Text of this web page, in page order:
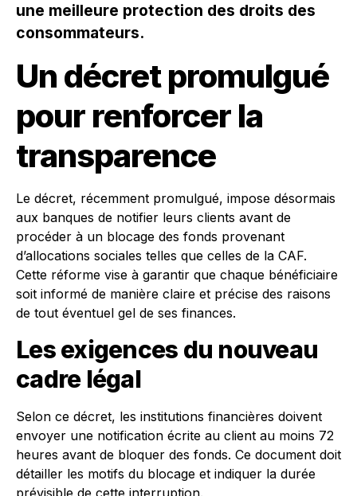
une meilleure protection des droits des
consommateurs.
Un décret promulgué
pour renforcer la
transparence
Le décret, récemment promulgué, impose désormais
aux banques de notifier leurs clients avant de
procéder à un blocage des fonds provenant
d’allocations sociales telles que celles de la CAF.
Cette réforme vise à garantir que chaque bénéficiaire
soit informé de manière claire et précise des raisons
de tout éventuel gel de ses finances.
Les exigences du nouveau
cadre légal
Selon ce décret, les institutions financières doivent
envoyer une notification écrite au client au moins 72
heures avant de bloquer des fonds. Ce document doit
détailler les motifs du blocage et indiquer la durée
prévisible de cette interruption.